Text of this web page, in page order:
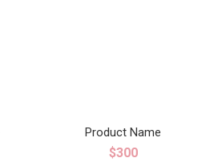
Product Name
$300